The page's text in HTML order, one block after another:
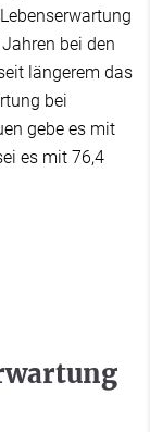
bei den
längerem das
bei
gebe es mit
es mit 76,4